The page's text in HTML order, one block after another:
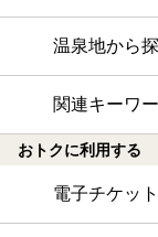
温泉地から
関連キーワ
おトクに利用する
電子チケッ